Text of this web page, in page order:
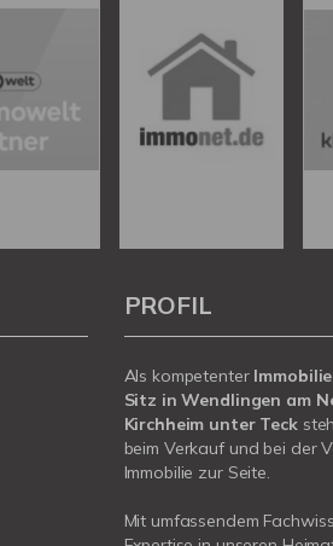
PROFIL
Als kompetenter
Sitz in Wendlingen am
Kirchheim unter Teck
beim Verkauf und bei der
Immobilie zur Seite.
Mit umfassendem